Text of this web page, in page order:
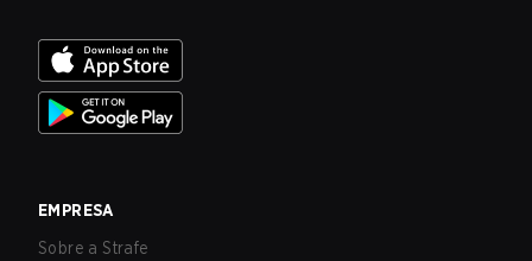
EMPRESA
Sobre a Strafe